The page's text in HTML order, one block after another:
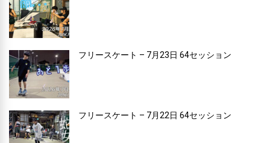
フリースケート – 7月23日 64セッション
フリースケート – 7月22日 64セッション